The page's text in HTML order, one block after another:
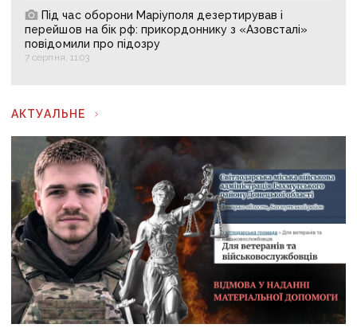
Під час оборони Маріуполя дезертирував і
перейшов на бік рф: прикордоннику з «Азовсталі»
повідомили про підозру
7 серпня, 11:03
АКТУАЛЬНЕ